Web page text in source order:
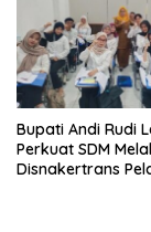
Bupati Andi Rudi
Perkuat SDM
Disnakertrans